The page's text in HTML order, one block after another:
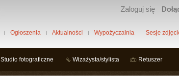
Zaloguj się
Ogłoszenia Aktualności Wypożyczalnia Sesje
Studio fotograficzne Wizażysta/stylista Retuszer